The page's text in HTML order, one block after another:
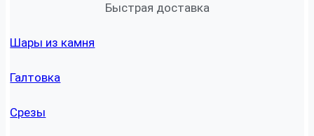
Быстрая доставка
Шары из камня
Галтовка
Срезы